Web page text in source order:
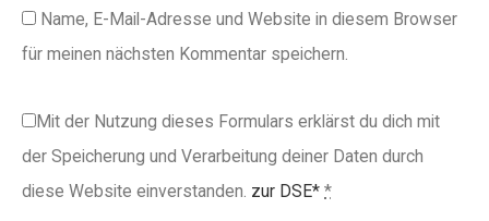
Name, E-Mail-Adresse und Website in diesem Browser
für meinen nächsten Kommentar speichern.
Mit der Nutzung dieses Formulars erklärst du dich mit
der Speicherung und Verarbeitung deiner Daten durch
diese Website einverstanden. zur DSE* *